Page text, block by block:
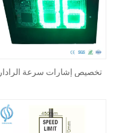
تخصيص إشارات سرعة الرادار